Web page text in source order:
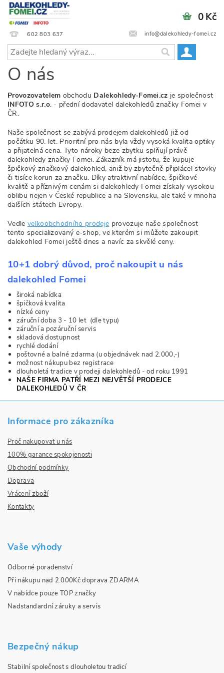
602 803 637 info@dalekohledy-fomei.cz
0 Kč
O nás
Provozovatelem obchodu Dalekohledy-Fomei.cz je společnost
INFOTO s.r.o. - přední dodavatel dalekohledů značky Fomei v
ČR.
Naše společnost se zabývá prodejem dalekohledů již od
počátku 90. let. Prioritní pro nás byla vždy vysoká kvalita optiky
a přijatelná cena. Tyto nároky beze zbytku splňují právě
dalekohledy značky Fomei. Zákazník má jistotu, že kupuje
špičkový značkový dalekohled, aniž by zbytečně připlácel stovky
či tisíce korun za značku. Díky atraktivní nabídce, špičkové
kvalitě a příznivým cenám si dalekohledy Fomei získaly vysokou
oblibu nejen v České republice a na Slovensku, ale také v mnoha
dalších státech Evropy.
Vedle velkoobchodního prodeje provozuje naše společnost
tento specializovaný e-shop, ve kterém si můžete zakoupit
dalekohled Fomei ještě dnes a navíc za skvělé ceny.
10+1 dobrý důvod, proč nakoupit u nás
dalekohled Fomei
široká nabídka
špičková kvalita
nízké ceny
záruční doba 3 - 10 let (dle typu)
záruční a pozáruční servis
skladová dostupnost
rychlé dodání
poštovné a balné zdarma (u objednávek nad 2.000,-)
možnost nákupu bez registrace
dlouholetá tradice v prodeji dalekohledů - od roku 1991
NAŠE FIRMA PATŘÍ MEZI NEJVĚTŠÍ PRODEJCE
DALEKOHLEDŮ V ČR
Informace pro zákazníka
Proč nakupovat u nás
100% garance spokojenosti
Obchodní podmínky
Doprava
Vrácení zboží
Kontakty
Vaše výhody
Odborné poradenství
Při nákupu nad 2.000Kč doprava ZDARMA
V nabídce pouze TOP značky
Nadstandardní záruky a servis
Bezpečný nákup
Stabilní společnost s dlouholetou tradicí